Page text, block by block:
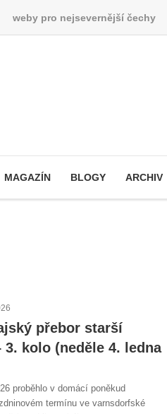
weby pro nejsevernější čechy
MAGAZÍN BLOGY ARCHIV
přebor starší
3. kolo (neděle 4. ledna
proběhlo v domácí poněkud
termínu ve varnsdorfské